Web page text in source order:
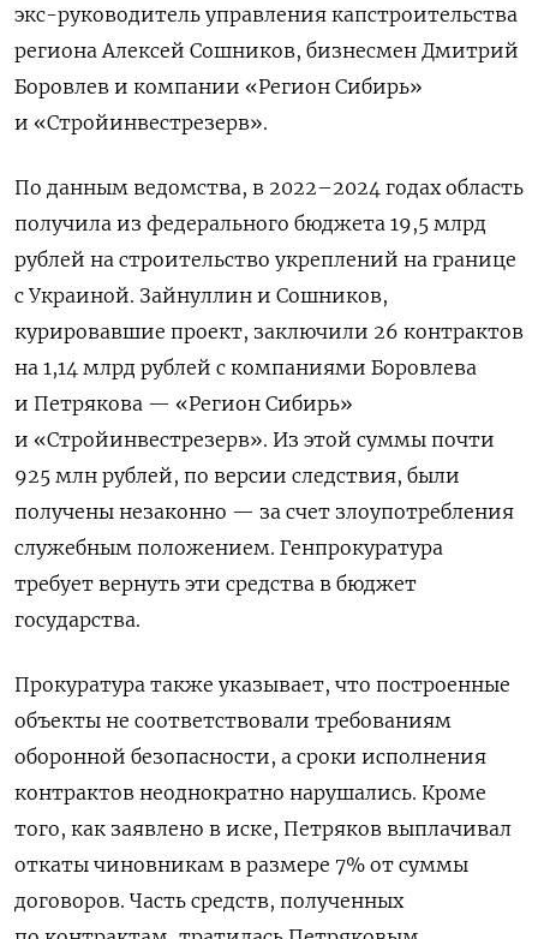
экс-руководитель управления капстроительства
региона Алексей Сошников, бизнесмен Дмитрий
Боровлев и компании «Регион Сибирь»
и «Стройинвестрезерв».
По данным ведомства, в 2022–2024 годах область
получила из федерального бюджета 19,5 млрд
рублей на строительство укреплений на границе
с Украиной. Зайнуллин и Сошников,
курировавшие проект, заключили 26 контрактов
на 1,14 млрд рублей с компаниями Боровлева
и Петрякова — «Регион Сибирь»
и «Стройинвестрезерв». Из этой суммы почти
925 млн рублей, по версии следствия, были
получены незаконно — за счет злоупотребления
служебным положением. Генпрокуратура
требует вернуть эти средства в бюджет
государства.
Прокуратура также указывает, что построенные
объекты не соответствовали требованиям
оборонной безопасности, а сроки исполнения
контрактов неоднократно нарушались. Кроме
того, как заявлено в иске, Петряков выплачивал
откаты чиновникам в размере 7% от суммы
договоров. Часть средств, полученных